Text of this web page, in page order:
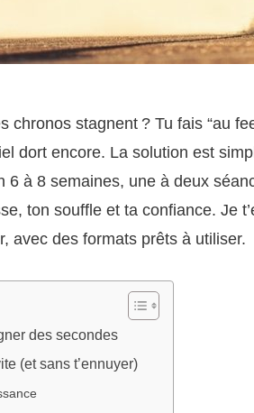
chronos stagnent ? Tu fais “au
dort encore. La solution est
6 à 8 semaines, une à deux
ton souffle et ta confiance. Je
avec des formats prêts à utiliser.
des secondes
(et sans t’ennuyer)